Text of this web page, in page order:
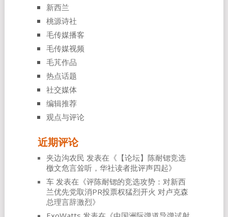
新西兰
桃源诗社
毛传媒播客
毛传媒视频
毛芃作品
热点话题
社交媒体
编辑推荐
观点与评论
近期评论
夹边沟农民 发表在《 【论坛】陈耐锶竞选
檄文危言耸听，华社读者批评声四起》
车发表在《评陈耐锶的竞选攻势：对新西
兰优先党取消PR投票权猛烈开火 对卢克森
总理言辞激烈》